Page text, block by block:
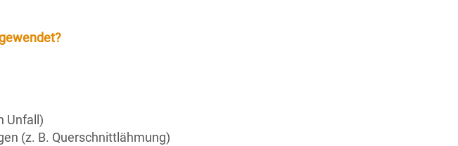
Unfall)
(z. B. Querschnittlähmung)